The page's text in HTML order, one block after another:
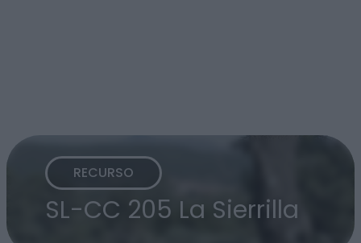
RECURSO
SL-CC 205 La Sierrilla